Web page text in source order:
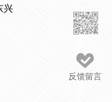
反馈留言
兴